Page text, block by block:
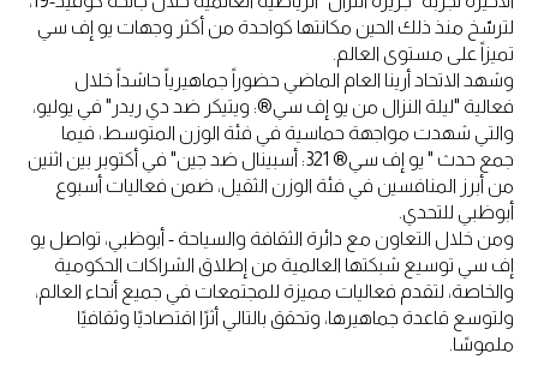
لترسّخ منذ ذلك الحين مكانتها كواحدة من أكثر وجهات يو إف سي
تميزاً على مستوى العالم.
وشهد الاتحاد أرينا العام الماضي حضوراً جماهيرياً حاشداً خلال
فعالية "ليلة النزال من يو إف سي®: ويتيكر ضد دي ريدر" في يوليو،
والتي شهدت مواجهة حماسية في فئة الوزن المتوسط، فيما
جمع حدث " يو إف سي® 321: أسبينال ضد جين" في أكتوبر بين اثنين
من أبرز المنافسين في فئة الوزن الثقيل، ضمن فعاليات أسبوع
أبوظبي للتحدي.
ومن خلال التعاون مع دائرة الثقافة والسياحة - أبوظبي، تواصل يو
إف سي توسيع شبكتها العالمية من إطلاق الشراكات الحكومية
والخاصة، لتقدم فعاليات مميزة للمجتمعات في جميع أنحاء العالم،
ولتوسع قاعدة جماهيرها، وتحقق بالتالي أثرًا اقتصاديًا وثقافيًا
ملموسًا.